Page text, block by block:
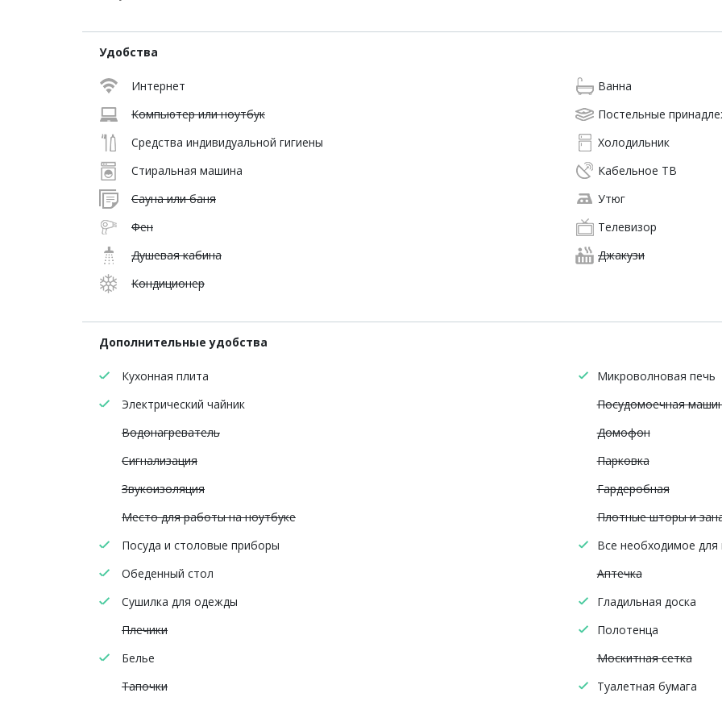
Удобства
Интернет
Ванна
Компьютер или ноутбук
Постельные
Средства индивидуальной гигиены
Холодильник
Стиральная машина
Кабельное ТВ
Сауна или баня
Утюг
Фен
Телевизор
Душевая кабина
Джакузи
Кондиционер
Дополнительные удобства
Кухонная плита
Микроволновая печь
Электрический чайник
Посудомоечная
Водонагреватель
Домофон
Сигнализация
Парковка
Звукоизоляция
Гардеробная
Место для работы на ноутбуке
Плотные шторы и
Посуда и столовые приборы
Все необходимое для
Обеденный стол
Аптечка
Сушилка для одежды
Гладильная доска
Плечики
Полотенца
Белье
Москитная сетка
Тапочки
Туалетная бумага